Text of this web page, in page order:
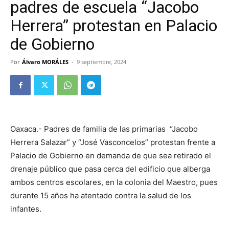
padres de escuela “Jacobo
Herrera” protestan en Palacio
de Gobierno
Por Álvaro MORÁLES - 9 septiembre, 2024
Oaxaca.- Padres de familia de las primarias “Jacobo
Herrera Salazar” y “José Vasconcelos” protestan frente a
Palacio de Gobierno en demanda de que sea retirado el
drenaje público que pasa cerca del edificio que alberga
ambos centros escolares, en la colonia del Maestro, pues
durante 15 años ha atentado contra la salud de los
infantes.